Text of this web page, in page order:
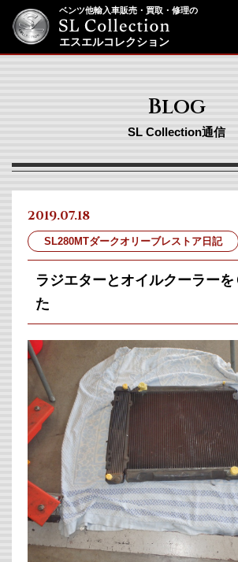
ベンツ他輸入車販売・買取・修理の
エスエルコレクション
Blog
SL Collection通信
2019.07.18
SL280MTダークオリーブレストア日記
ラジエターとオイルクーラーを
た